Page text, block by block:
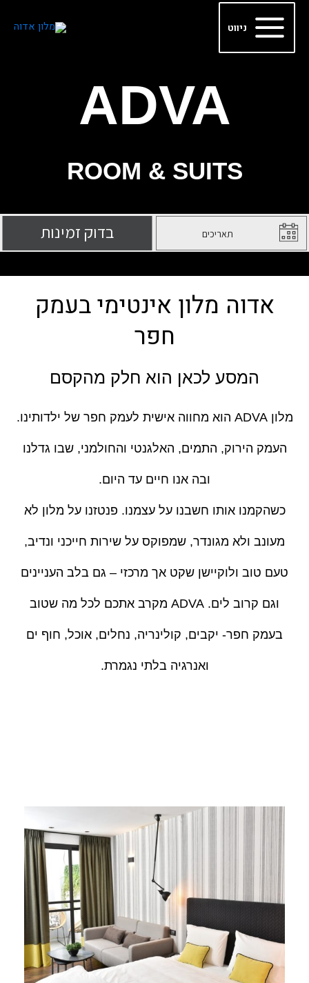
דילוג Main
Menu
ניווט
ADVA
ROOM & SUITS
אדוה מלון אינטימי בעמק
חפר
המסע לכאן הוא חלק מהקסם
מלון ADVA הוא מחווה אישית לעמק חפר של ילדותינו.
העמק הירוק, התמים, האלגנטי והחולמני, שבו גדלנו
ובה אנו חיים עד היום.
כשהקמנו אותו חשבנו על עצמנו. פנטזנו על מלון לא
מעונב ולא מגונדר, שמפוקס על שירות חייכני ונדיב,
טעם טוב ולוקיישן שקט אך מרכזי – גם בלב העניינים
וגם קרוב לים. ADVA מקרב אתכם לכל מה שטוב
בעמק חפר- יקבים, קולינריה, נחלים, אוכל, חוף ים
ואנרגיה בלתי נגמרת.